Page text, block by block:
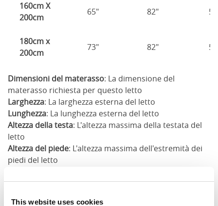
This website uses cookies
160cm X
200cm
65" 82"
180cm x
200cm
73" 82"
Dimensioni del materasso: La dimensione del
materasso richiesta per questo letto
Larghezza: La larghezza esterna del letto
Lunghezza: La lunghezza esterna del letto
Altezza della testa: L'altezza massima della testata del
letto
Altezza del piede: L'altezza massima dell'estremità dei
piedi del letto
Queste dimensioni sono le dimensioni esterne del
pollice sulle dimensioni qui indicate. Si prega di